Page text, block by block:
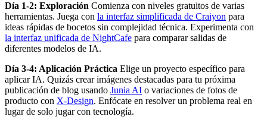
Día 1-2: Exploración Comienza con niveles gratuitos de varias
herramientas. Juega con la interfaz simplificada de Craiyon para
ideas rápidas de bocetos sin complejidad técnica. Experimenta con
la interfaz unificada de NightCafe para comparar salidas de
diferentes modelos de IA.
Día 3-4: Aplicación Práctica Elige un proyecto específico para
aplicar IA. Quizás crear imágenes destacadas para tu próxima
publicación de blog usando Junia AI o variaciones de fotos de
producto con X-Design. Enfócate en resolver un problema real en
lugar de solo jugar con tecnología.